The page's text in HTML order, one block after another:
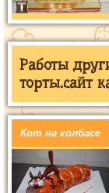
Работы
торты.сайт
Кот на колбасе